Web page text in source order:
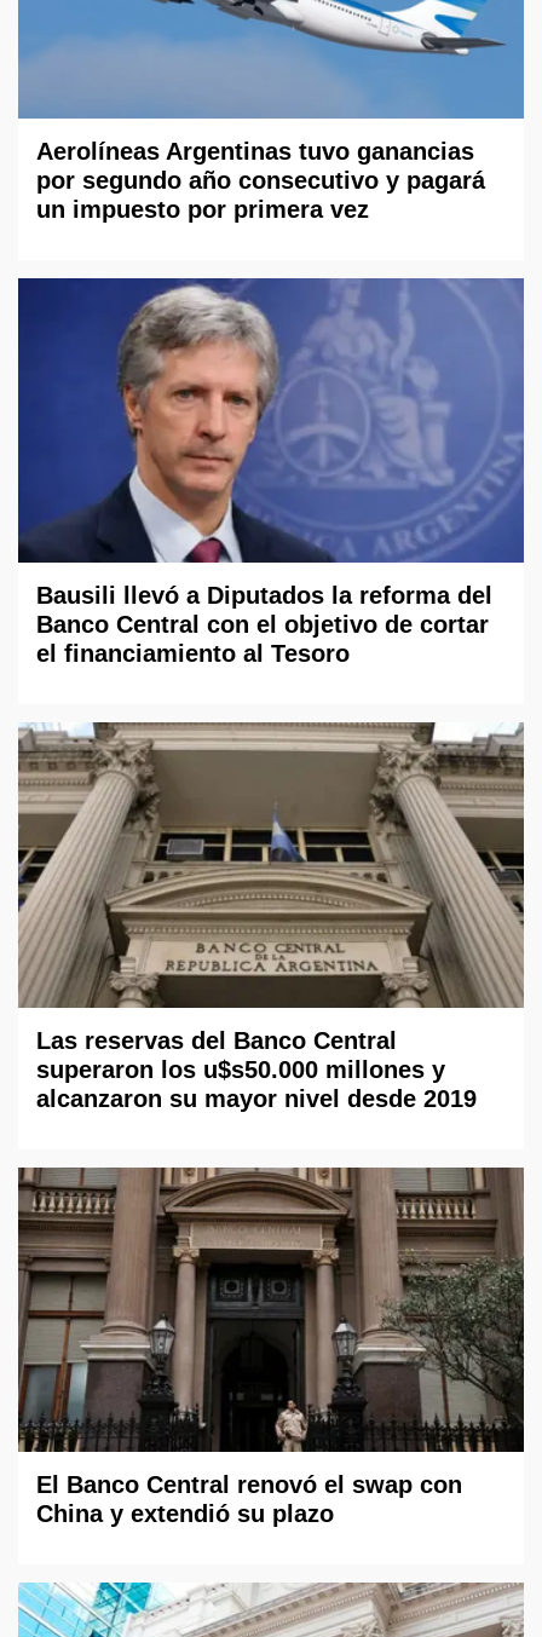
Aerolíneas Argentinas tuvo ganancias
por segundo año consecutivo y pagará
un impuesto por primera vez
Bausili llevó a Diputados la reforma del
Banco Central con el objetivo de cortar
el financiamiento al Tesoro
Las reservas del Banco Central
superaron los u$s50.000 millones y
alcanzaron su mayor nivel desde 2019
El Banco Central renovó el swap con
China y extendió su plazo